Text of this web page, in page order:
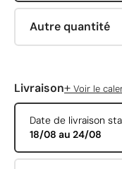
Autre quantité
Livraison+ Voir le
Date de livraison
18/08 au 24/08